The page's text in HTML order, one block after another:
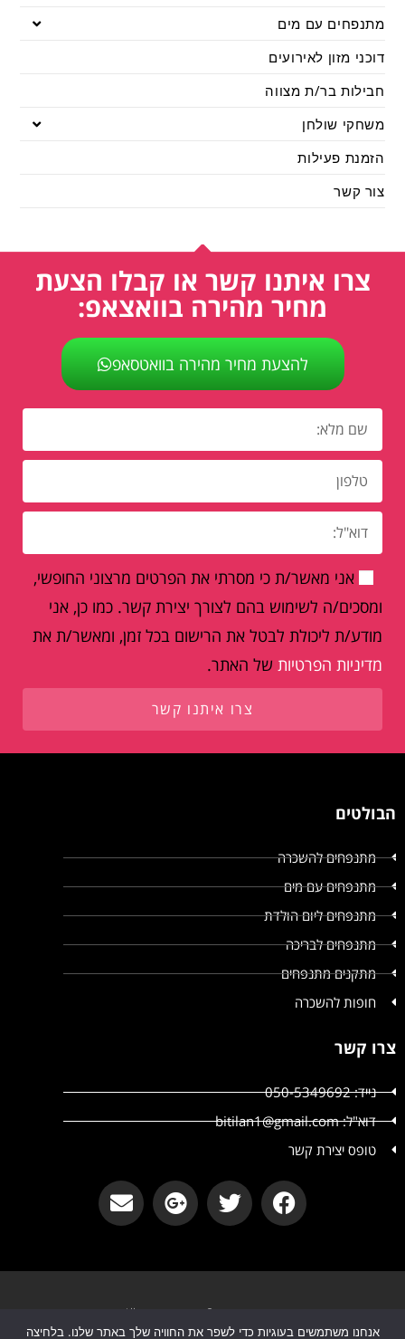
מתנפחים עם מים
דוכני מזון לאירועים
חבילות בר/ת מצווה
משחקי שולחן
הזמנת פעילות
צור קשר
צרו איתנו קשר או קבלו הצעת
מחיר מהירה בוואצאפ:
להצעת מחיר מהירה בוואטסאפ
אני מאשר/ת כי מסרתי את הפרטים מרצוני החופשי,
ומסכים/ה לשימוש בהם לצורך יצירת קשר. כמו כן, אני
מודע/ת ליכולת לבטל את הרישום בכל זמן, ומאשר/ת את
מדיניות הפרטיות של האתר.
צרו איתנו קשר
הבולטים
מתנפחים להשכרה
מתנפחים עם מים
מתנפחים ליום הולדת
מתנפחים לבריכה
מתקנים מתנפחים
חופות להשכרה
צרו קשר
נייד: 050-5349692
דוא"ל: bitilan1@gmail.com
טופס יצירת קשר
קטשופ אירועים © קטשופ אירועים All
אנחנו משתמשים בעוגיות כדי לשפר את החוויה שלך באתר שלנו. בלחיצה